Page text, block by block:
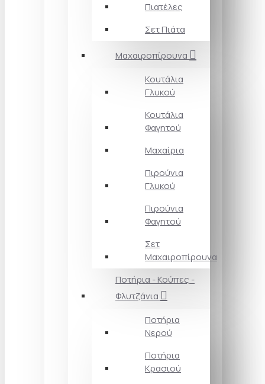
Πιατέλες
Σετ Πιάτα
Μαχαιροπίρουνα
Κουτάλια
Γλυκού
Κουτάλια
Φαγητού
Μαχαίρια
Πιρούνια
Γλυκού
Πιρούνια
Φαγητού
Σετ
Μαχαιροπίρουνα
Ποτήρια - Κούπες -
Φλυτζάνια
Ποτήρια
Νερού
Ποτήρια
Κρασιού